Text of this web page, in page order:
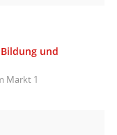
und
Markt 1